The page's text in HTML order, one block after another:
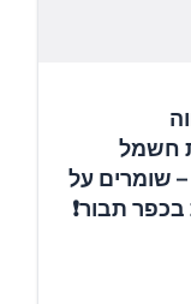
חשמל
שומרים על
תבור❗